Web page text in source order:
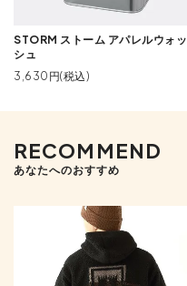
STORM ストーム アパレルウォッ
シュ
3,630円(税込)
RECOMMEND
あなたへのおすすめ